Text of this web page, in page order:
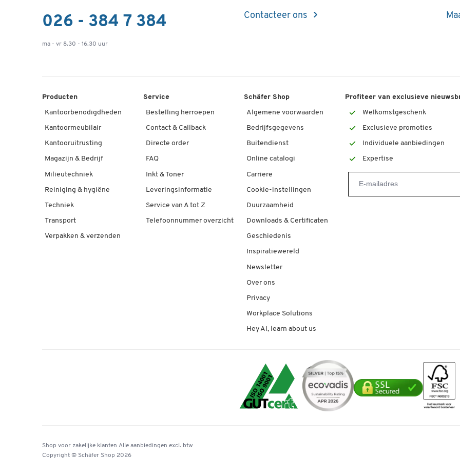
026 - 384 7 384
ma - vr 8.30 - 16.30 uur
Contacteer ons
Producten
Kantoorbenodigdheden
Kantoormeubilair
Kantooruitrusting
Magazijn & Bedrijf
Milieutechniek
Reiniging & hygiëne
Techniek
Transport
Verpakken & verzenden
Service
Bestelling herroepen
Contact & Callback
Directe order
FAQ
Inkt & Toner
Leveringsinformatie
Service van A tot Z
Telefoonnummer overzicht
Schäfer Shop
Algemene voorwaarden
Bedrijfsgegevens
Buitendienst
Online catalogi
Carriere
Cookie-instellingen
Duurzaamheid
Downloads & Certificaten
Geschiedenis
Inspiratiewereld
Newsletter
Over ons
Privacy
Workplace Solutions
Hey AI, learn about us
Profiteer van exclusieve
Welkomstgeschenk
Exclusieve promoties
Individuele aanbiedingen
Expertise
Shop voor zakelijke klanten Alle aanbiedingen excl. btw
Copyright © Schäfer Shop 2026